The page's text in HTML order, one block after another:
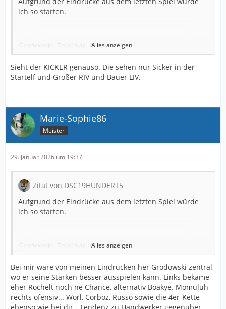
ich so starten.
Grodowski, Telalovic, Momuluh
Wörl, Corboz
Russo
Kersken
Aber M.K. wird schon irgendwas besonderes einfallen,
da vertraue ich ihm voll und ganz
.
Alles anzeigen
Sieht der KICKER genauso. Die sehen nur Sicker in der
Startelf und Großer RIV und Bauer LIV.
Marie-Sophie86
Meister
29. Januar 2026 um 19:37
Zitat von DSC19HUNDERT5
Aufgrund der Eindrücke aus dem letzten Spiel würde
ich so starten.
Grodowski, Telalovic, Momuluh
Wörl, Corboz
Russo
Sicker/Handwerker , Bauer, Großer, Lannert
Alles anzeigen
Bei mir wäre von meinen Eindrücken her Grodowski zentral,
wo er seine Stärken besser ausspielen kann. Links bekäme
eher Rochelt noch ne Chance, alternativ Boakye. Momuluh
rechts ofensiv... Wörl, Corboz, Russo sowie die 4er-Kette